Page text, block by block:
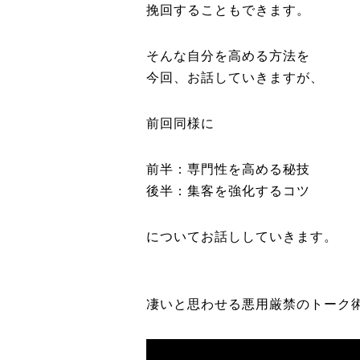
挽回することもできます。
そんな自分を高める方法を
今回、お話していきますが、
前回同様に
前半：専門性を高める秘技
後半：集客を強化するコツ
についてお話ししていきます。
凄いと思わせる悪用厳禁のトーク